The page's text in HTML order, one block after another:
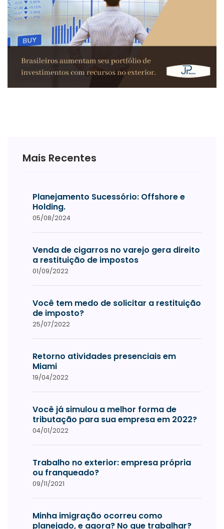
Mais Recentes
Planejamento Sucessório: Offshore e
Holding.
05/08/2024
Venda de cigarros no varejo gera direito
a restituição de impostos
01/09/2022
Você tem medo de solicitar a restituição
de imposto?
25/07/2022
Retorno atividades presenciais em
Miami
19/04/2022
Você já simulou a melhor forma de
tributação para sua empresa em 2022?
04/01/2022
Trabalho no exterior: empresa própria
ou franqueado?
09/11/2021
Minha imigração ocorreu como
planejado, e agora? No que trabalhar?